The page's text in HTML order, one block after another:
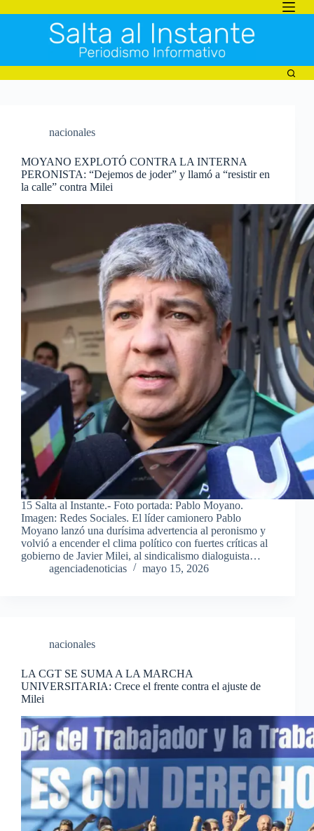
al
nacionales
MOYANO EXPLOTÓ CONTRA LA INTERNA
PERONISTA: “Dejemos de joder” y llamó a “resistir en
la calle” contra Milei
15 Salta al Instante.- Foto portada: Pablo Moyano.
Imagen: Redes Sociales. El líder camionero Pablo
Moyano lanzó una durísima advertencia al peronismo y
volvió a encender el clima político con fuertes críticas al
gobierno de Javier Milei, al sindicalismo dialoguista…
agenciadenoticias
mayo 15, 2026
nacionales
LA CGT SE SUMA A LA MARCHA
UNIVERSITARIA: Crece el frente contra el ajuste de
Milei